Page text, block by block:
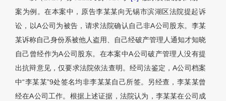
案为例。在本案中，原告李某某向无锡市滨湖区法院提起诉
讼，以A公司为被告，请求法院确认自己非A公司股东。李某
某诉称自己身份系被他人盗用、自己经破产管理人通知才知晓
自己曾经作为A公司股东。在本案中A公司破产管理人没有提
出抗辩意见，仅要求法院依法查明。经司法鉴定，A公司档案
中“李某某”9处签名均非李某某自己所签。另经查，李某某曾
经在A公司工作。根据上述证据，法院认为，李某某在公司成